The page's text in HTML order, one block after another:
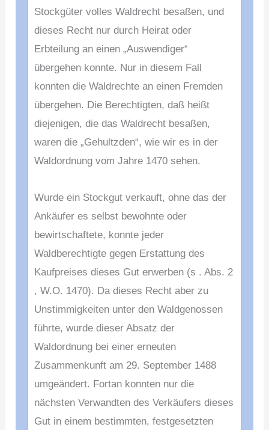
Stockgüter volles Waldrecht besaßen, und
dieses Recht nur durch Heirat oder
Erbteilung an einen „Auswendiger“
übergehen konnte. Nur in diesem Fall
konnten die Waldrechte an einen Fremden
übergehen. Die Berechtigten, daß heißt
diejenigen, die das Waldrecht besaßen,
waren die „Gehultzden“, wie wir es in der
Waldordnung vom Jahre 1470 sehen.
Wurde ein Stockgut verkauft, ohne das der
Ankäufer es selbst bewohnte oder
bewirtschaftete, konnte jeder
Waldberechtigte gegen Erstattung des
Kaufpreises dieses Gut erwerben (s . Abs. 2
, W.O. 1470). Da dieses Recht aber zu
Unstimmigkeiten unter den Waldgenossen
führte, wurde dieser Absatz der
Waldordnung bei einer erneuten
Zusammenkunft am 29. September 1488
umgeändert. Fortan konnten nur die
nächsten Verwandten des Verkäufers dieses
Gut in einem bestimmten, festgesetzten